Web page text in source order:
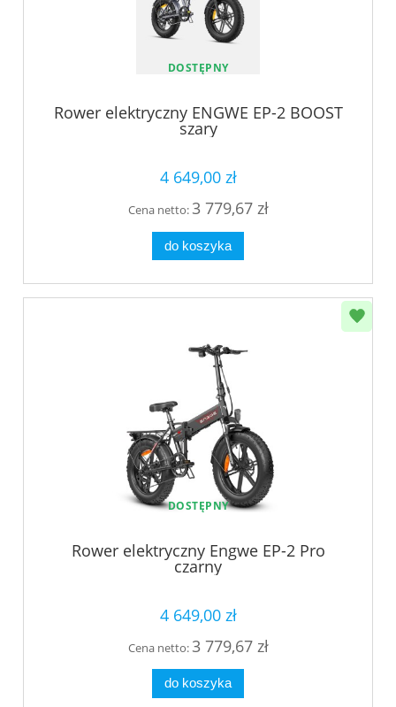
DOSTĘPNY
Rower elektryczny ENGWE EP-2 BOOST
szary
4 649,00 zł
Cena netto:3 779,67 zł
do koszyka
DOSTĘPNY
Rower elektryczny Engwe EP-2 Pro
czarny
4 649,00 zł
Cena netto:3 779,67 zł
do koszyka